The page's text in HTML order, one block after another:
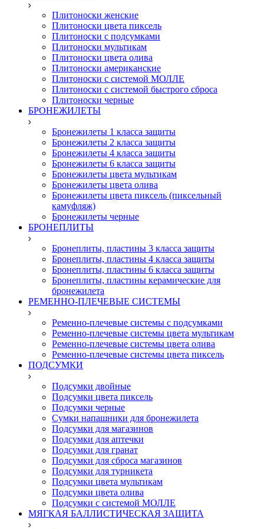
Плитоноски женские
Плитоноски цвета пиксель
Плитоноски с подсумками
Плитоноски мультикам
Плитоноски цвета олива
Плитоноски американские
Плитоноски с системой МОЛЛЕ
Плитоноски с системой быстрого сброса
Плитоноски черные
БРОНЕЖИЛЕТЫ
Бронежилеты 1 класса защиты
Бронежилеты 2 класса защиты
Бронежилеты 4 класса защиты
Бронежилеты 6 класса защиты
Бронежилеты цвета мультикам
Бронежилеты цвета олива
Бронежилеты цвета пиксель (пиксельный
камуфляж)
Бронежилеты черные
БРОНЕПЛИТЫ
Бронеплиты, пластины 3 класса защиты
Бронеплиты, пластины 4 класса защиты
Бронеплиты, пластины 6 класса защиты
Бронеплиты, пластины керамические для
бронежилета
РЕМЕННО-ПЛЕЧЕВЫЕ СИСТЕМЫ
Ременно-плечевые системы с подсумками
Ременно-плечевые системы цвета мультикам
Ременно-плечевые системы цвета олива
Ременно-плечевые системы цвета пиксель
ПОДСУМКИ
Подсумки двойные
Подсумки цвета пиксель
Подсумки черные
Сумки напашники для бронежилета
Подсумки для магазинов
Подсумки для аптечки
Подсумки для гранат
Подсумки для сброса магазинов
Подсумки для турникета
Подсумки цвета мультикам
Подсумки цвета олива
Подсумки с системой МОЛЛЕ
МЯГКАЯ БАЛЛИСТИЧЕСКАЯ ЗАЩИТА